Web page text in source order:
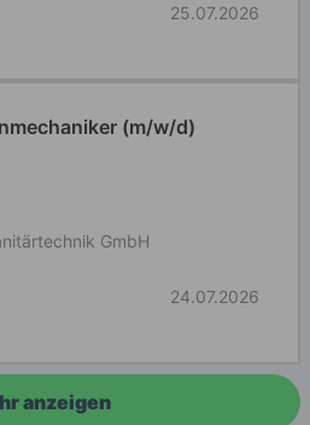
25.07.2026
(m/w/d)
GmbH
24.07.2026
anzeigen